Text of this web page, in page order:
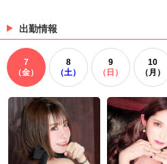
出勤情報
7
（金）
8
（土）
9
（日）
10
（月）